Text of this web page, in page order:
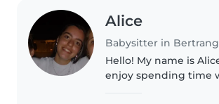
Alice
Babysitter in
Hello! My name is
enjoy spending time